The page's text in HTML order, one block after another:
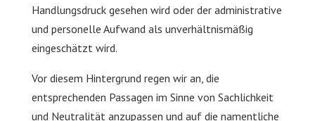
Handlungsdruck gesehen wird oder der administrative
und personelle Aufwand als unverhältnismäßig
eingeschätzt wird.
Vor diesem Hintergrund regen wir an, die
entsprechenden Passagen im Sinne von Sachlichkeit
und Neutralität anzupassen und auf die namentliche